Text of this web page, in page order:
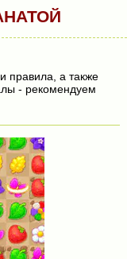
правила, а также
- рекомендуем